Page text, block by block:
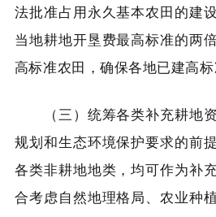
法批准占用永久基本农田的建
当地耕地开垦费最高标准的两
高标准农田，确保各地已建高标
（三）统筹各类补充耕地资
规划和生态环境保护要求的前
各类非耕地地类，均可作为补
合考虑自然地理格局、农业种